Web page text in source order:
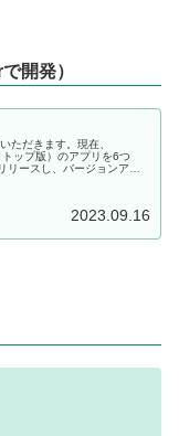
開発）
ただきます。現在、
ップ版）のアプリを6つ
リースし、バージョンアッ
2023.09.16